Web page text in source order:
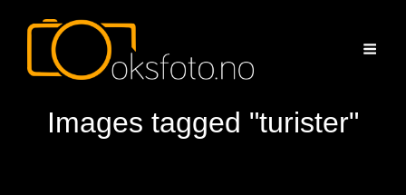
Images tagged "turister"